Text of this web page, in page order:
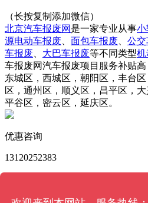
（长按复制添加微信）
北京汽车报废网 是一家专业从事小
源电动车报废
面包车报废 公交
车报废
大巴车报废等不同类型机
车报废网汽车报废项目服务补贴
东城区，西城区，朝阳区，丰台
区，通州区，顺义区，昌平区，
平谷区，密云区，延庆区。
优惠咨询
13120252383